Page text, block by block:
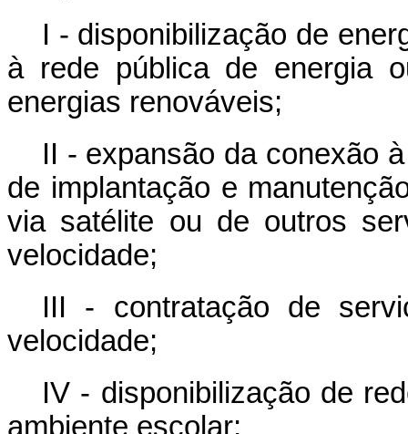
I - disponibilização de
à rede pública de energia
energias renováveis;
II - expansão da conexão
de implantação e
via satélite ou de outros
velocidade;
III - contratação de
velocidade;
IV - disponibilização de
ambiente escolar;